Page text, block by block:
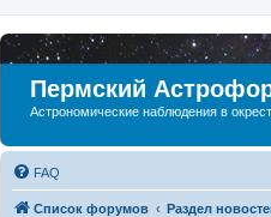
Пермский
Астрономические наблюдения в
FAQ
Список форумов Раздел